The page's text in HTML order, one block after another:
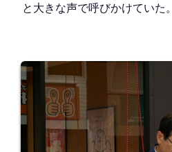
と大きな声で呼びかけていた。